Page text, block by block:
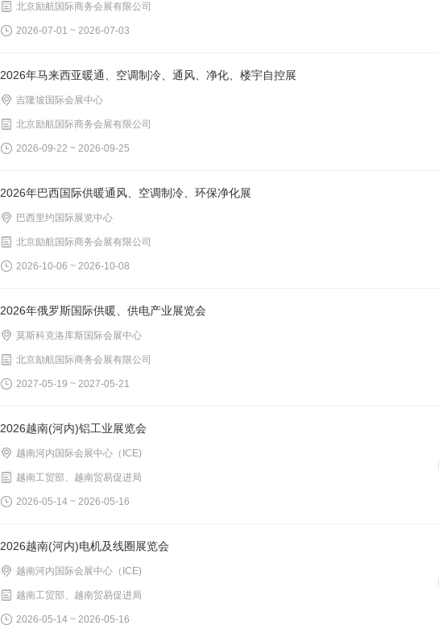
北京励航国际商务会展有限公司
2026-07-01 ~ 2026-07-03
2026年马来西亚暖通、空调制冷、通风、净化、楼宇自控展
吉隆坡国际会展中心
北京励航国际商务会展有限公司
2026-09-22 ~ 2026-09-25
2026年巴西国际供暖通风、空调制冷、环保净化展
巴西里约国际展览中心
北京励航国际商务会展有限公司
2026-10-06 ~ 2026-10-08
2026年俄罗斯国际供暖、供电产业展览会
莫斯科克洛库斯国际会展中心
北京励航国际商务会展有限公司
2027-05-19 ~ 2027-05-21
2026越南(河内)铝工业展览会
越南河内国际会展中心（ICE)
越南工贸部、越南贸易促进局
2026-05-14 ~ 2026-05-16
2026越南(河内)电机及线圈展览会
越南河内国际会展中心（ICE)
越南工贸部、越南贸易促进局
2026-05-14 ~ 2026-05-16